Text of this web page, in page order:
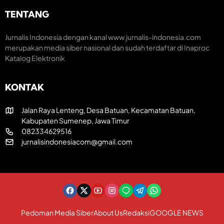
e
a
i
f
m
H
T
k
-
R
I
TENTANG
Jurnalis Indonesia dengan kanal www.jurnalis-indonesia.com
merupakan media siber nasional dan sudah terdaftar di Inaproc
Katalog Elektronik
KONTAK
Jalan Raya Lenteng, Desa Batuan, Kecamatan Batuan,
Kabupaten Sumenep, Jawa Timur
082334629516
jurnalisindonesiacom@gmail.com
Pedoman Media SiberAbout UsRedaksiGOOGLE NEWS